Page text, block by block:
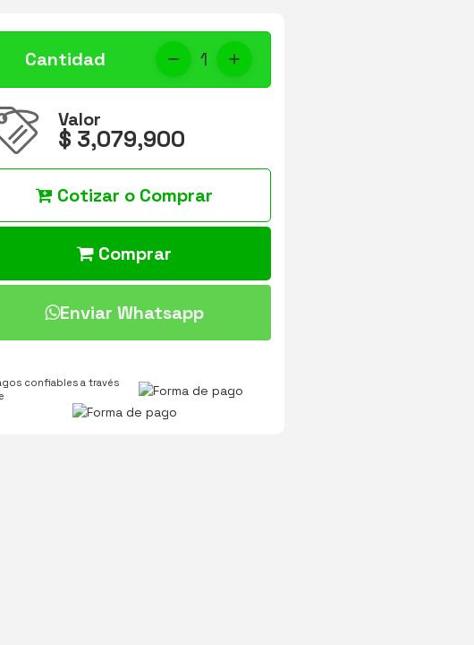
Cantidad 1
Valor
$ 3,079,900
Cotizar o Comprar
Comprar
Enviar Whatsapp
confiables a través